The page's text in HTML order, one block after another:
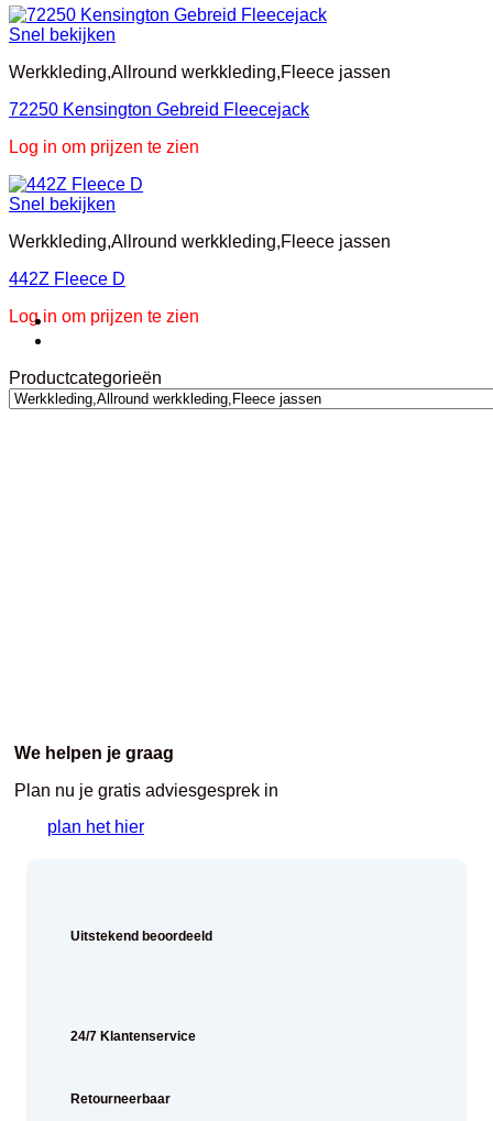
Snel bekijken
Werkkleding,Allround werkkleding,Fleece jassen
72250 Kensington Gebreid Fleecejack
Log in om prijzen te zien
Snel bekijken
Werkkleding,Allround werkkleding,Fleece jassen
442Z Fleece D
Log in om prijzen te zien
Productcategorieën
We helpen je graag
Plan nu je gratis adviesgesprek in
plan het hier
Uitstekend beoordeeld
24/7 Klantenservice
Retourneerbaar